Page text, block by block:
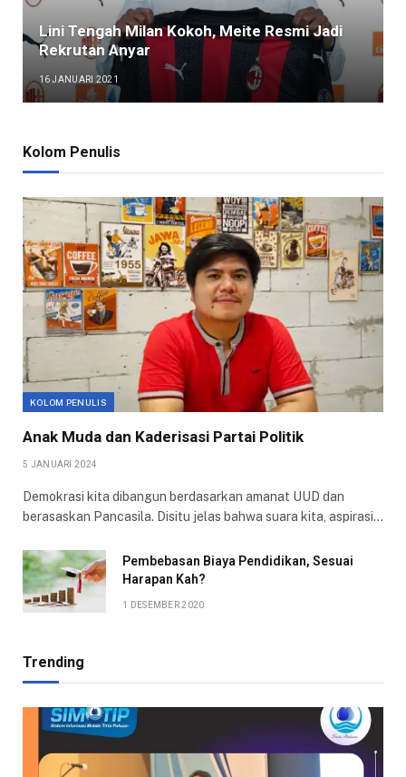
Lini Tengah Milan Kokoh, Meite Resmi Jadi
Rekrutan Anyar
16 JANUARI 2021
Kolom Penulis
KOLOM PENULIS
Anak Muda dan Kaderisasi Partai Politik
5 JANUARI 2024
Demokrasi kita dibangun berdasarkan amanat UUD dan
berasaskan Pancasila. Disitu jelas bahwa suara kita, aspirasi…
Pembebasan Biaya Pendidikan, Sesuai
Harapan Kah?
1 DESEMBER 2020
Trending